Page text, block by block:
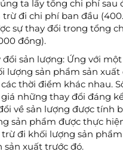
ta lấy tổng chi phí sau
trừ đi chi phí ban đầu
sự thay đổi trong tổng
đồng).
đổi sản lượng: Ứng với
lượng sản phẩm sản
thời điểm khác nhau.
những thay đổi đáng
về sản lượng được tính
sản phẩm được thực
trừ đi khối lượng sản
sản xuất trước đó.